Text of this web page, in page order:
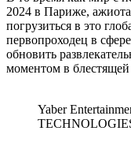
2024 в Париже,
погрузиться в это
первопроходец в
обновить
моментом в блестящей
Yaber